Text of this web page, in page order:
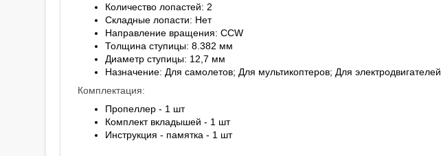
Количество лопастей: 2
Складные лопасти: Нет
Направление вращения: CCW
Толщина ступицы: 8.382 мм
Диаметр ступицы: 12,7 мм
Назначение: Для самолетов; Для мультикоптеров; Для электродвигателей
Комплектация:
Пропеллер - 1 шт
Комплект вкладышей - 1 шт
Инструкция - памятка - 1 шт